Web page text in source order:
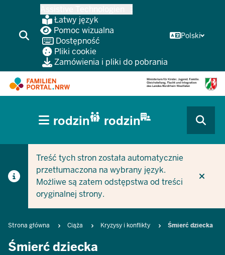
głównej
Łatwy język
Pomoc wizualna
Dostępność
Pliki cookie
Zamówienia i pliki do pobrania
Polski
CURRENT SECTION DLA FIRM/GMIN
CURRENT SECTION DLA RODZIN
HAUPTNAVIGATION
(BÜRGERBEREICH
rodzin rodzin
Treść tych stron została automatycznie
przetłumaczona na wybrany język.
Możliwe są zatem odstępstwa od treści
oryginalnej strony.
Breadcrumb
Strona główna Ciąża Kryzysy i konflikty Śmierć dziecka
Śmierć dziecka